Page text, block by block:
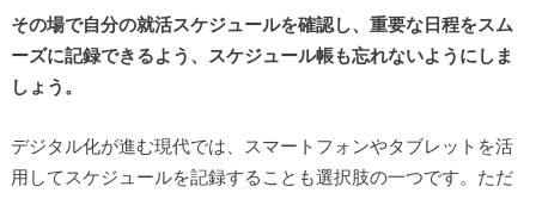
その場で自分の就活スケジュールを確認し、重要な日程をスム
ーズに記録できるよう、スケジュール帳も忘れないようにしま
しょう。
デジタル化が進む現代では、スマートフォンやタブレットを活
用してスケジュールを記録することも選択肢の一つです。ただ